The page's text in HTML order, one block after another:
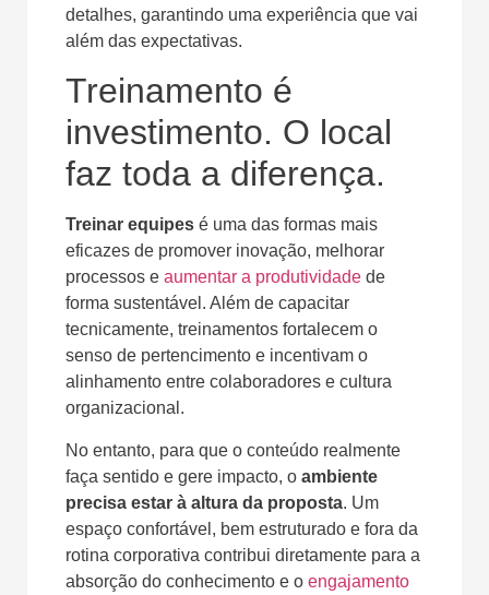
detalhes, garantindo uma experiência que vai
além das expectativas.
Treinamento é
investimento. O local
faz toda a diferença.
Treinar equipes é uma das formas mais
eficazes de promover inovação, melhorar
processos e aumentar a produtividade de
forma sustentável. Além de capacitar
tecnicamente, treinamentos fortalecem o
senso de pertencimento e incentivam o
alinhamento entre colaboradores e cultura
organizacional.
No entanto, para que o conteúdo realmente
faça sentido e gere impacto, o ambiente
precisa estar à altura da proposta. Um
espaço confortável, bem estruturado e fora da
rotina corporativa contribui diretamente para a
absorção do conhecimento e o engajamento